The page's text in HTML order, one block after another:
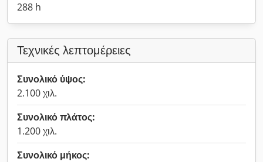
288 h
Τεχνικές λεπτομέρειες
Συνολικό ύψος:
2.100 χιλ.
Συνολικό πλάτος:
1.200 χιλ.
Συνολικό μήκος: